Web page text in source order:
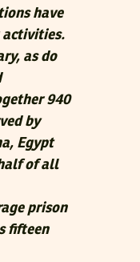
have
activities.
as do
940
by
Egypt
of all
prison
fifteen